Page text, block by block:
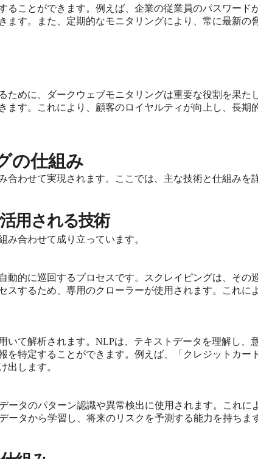
ることができます。例えば、企業の従業員のパスワー
ます。また、定期的なモニタリングにより、常に最新の
ために、ダークウェブモニタリングは重要な役割を果た
す。これにより、顧客のロイヤルティが向上し、長期
の仕組み
わせて実現されます。ここでは、主な技術と仕組みを
用される技術
み合わせて成り立っています。
動的に巡回するプロセスです。スクレイピングは、そ
スするため、専用のクローラーが使用されます。これ
いて解析されます。NLPは、テキストデータを理解し、
を特定することができます。例えば、「クレジットカ
出します。
ータのパターン認識や異常検出に使用されます。これ
タから学習し、将来のリスクを予測する能力を持ちます